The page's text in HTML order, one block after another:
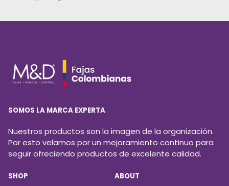
SOMOS LA MARCA EXPERTA
Nuestros productos son la imagen de la organización.
Por esto velamos por un mejoramiento continuo para
seguir ofreciendo productos de excelente calidad.
SHOP ABOUT